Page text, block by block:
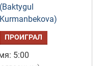
(Baktygul
Kurmanbekova)
ПРОИГРАЛ
5:00